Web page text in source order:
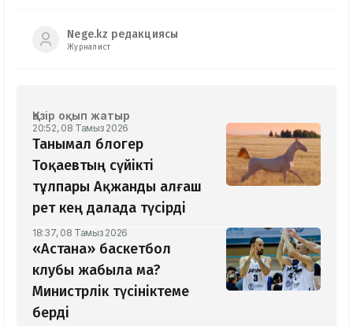
Nege.kz редакциясы
Журналист
Қазір оқып жатыр
20:52, 08 Тамыз 2026
Танымал блогер
Тоқаевтың сүйікті
тұлпары Ақжанды алғаш
рет кең далада түсірді
18:37, 08 Тамыз 2026
«Астана» баскетбол
клубы жабыла ма?
Министрлік түсініктеме
берді